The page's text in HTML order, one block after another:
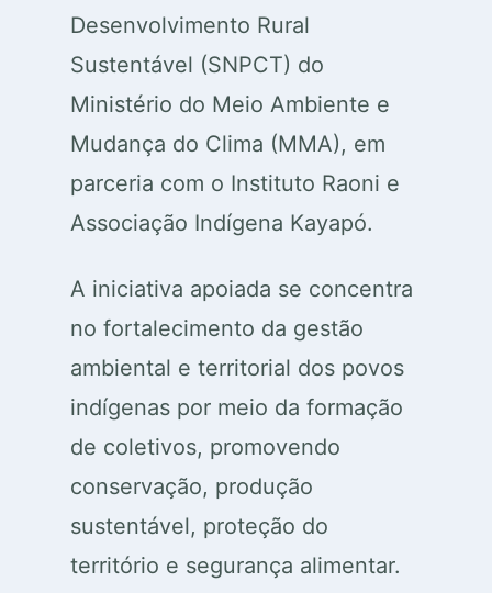
Desenvolvimento Rural
Sustentável (SNPCT) do
Ministério do Meio Ambiente e
Mudança do Clima (MMA), em
parceria com o Instituto Raoni e
Associação Indígena Kayapó.
A iniciativa apoiada se concentra
no fortalecimento da gestão
ambiental e territorial dos povos
indígenas por meio da formação
de coletivos, promovendo
conservação, produção
sustentável, proteção do
território e segurança alimentar.